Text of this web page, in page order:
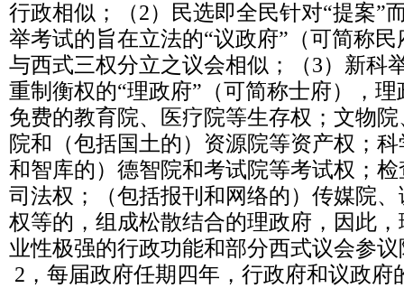
行政相似；（2）民选即全民针对“提案”
举考试的旨在立法的“议政府”（可简称
与西式三权分立之议会相似；（3）新科
重制衡权的“理政府”（可简称士府），
免费的教育院、医疗院等生存权；文物
院和（包括国土的）资源院等资产权；
和智库的）德智院和考试院等考试权；
司法权；（包括报刊和网络的）传媒院
权等的，组成松散结合的理政府，因此
业性极强的行政功能和部分西式议会参
2，每届政府任期四年，行政府和议政府